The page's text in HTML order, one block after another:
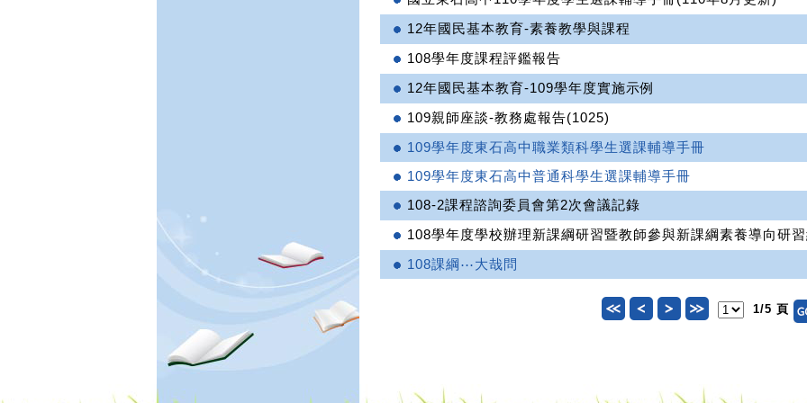
12年國民基本教育-素養教學與課程
108學年度課程評鑑報告
12年國民基本教育-109學年度實施示例
109親師座談-教務處報告(1025)
109學年度東石高中職業類科學生選課輔導手冊
109學年度東石高中普通科學生選課輔導手冊
108-2課程諮詢委員會第2次會議記錄
108學年度學校辦理新課綱研習暨教師參與新課綱素養導向研
108課綱⋯大哉問
1/5 頁